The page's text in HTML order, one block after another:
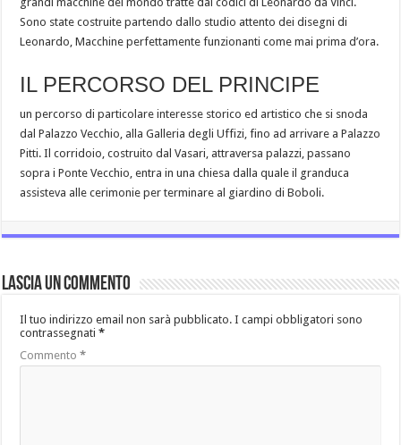
Sono state costruite partendo dallo studio attento dei disegni di
Leonardo, Macchine perfettamente funzionanti come mai prima d’ora.
IL PERCORSO DEL PRINCIPE
un percorso di particolare interesse storico ed artistico che si snoda
dal Palazzo Vecchio, alla Galleria degli Uffizi, fino ad arrivare a Palazzo
Pitti. Il corridoio, costruito dal Vasari, attraversa palazzi, passano
sopra i Ponte Vecchio, entra in una chiesa dalla quale il granduca
assisteva alle cerimonie per terminare al giardino di Boboli.
Lascia un commento
Il tuo indirizzo email non sarà pubblicato. I campi obbligatori sono
contrassegnati*
Commento*